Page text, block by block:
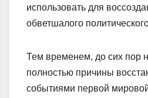
использовать для
обветшалого
Тем временем, до сих пор
полностью причины
событиями первой